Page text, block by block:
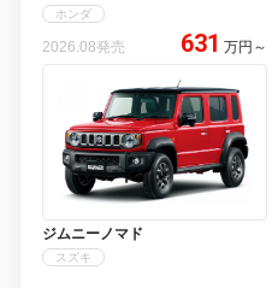
ホンダ
2026.08発売 631 万円 ～
ジムニーノマド
スズキ